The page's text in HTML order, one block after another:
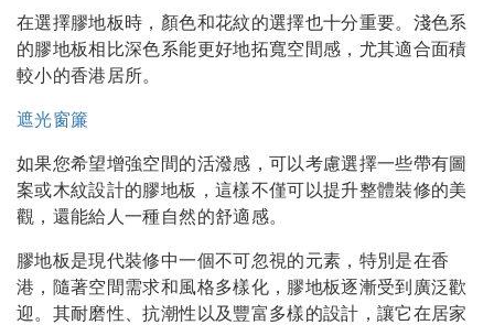
在選擇膠地板時，顏色和花紋的選擇也十分重要。淺色系
的膠地板相比深色系能更好地拓寬空間感，尤其適合面積
較小的香港居所。
遮光窗簾
如果您希望增強空間的活潑感，可以考慮選擇一些帶有圖
案或木紋設計的膠地板，這樣不僅可以提升整體裝修的美
觀，還能給人一種自然的舒適感。
膠地板是現代裝修中一個不可忽視的元素，特別是在香
港，隨著空間需求和風格多樣化，膠地板逐漸受到廣泛歡
迎。其耐磨性、抗潮性以及豐富多樣的設計，讓它在居家